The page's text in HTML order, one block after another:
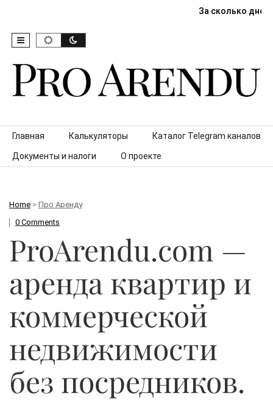
За сколько дней
Skip to content
Главная Калькуляторы Каталог Telegram каналов
Документы и налоги О проекте
Home > Про Аренду
0 Comments
ProArendu.com —
аренда квартир и
коммерческой
недвижимости
без посредников.